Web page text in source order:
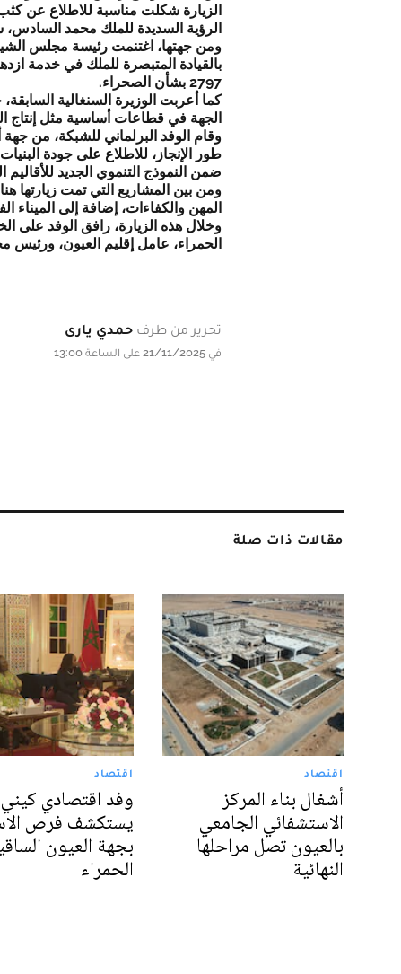
الزيارة شكلت مناسبة للاطلاع عن
الرؤية السديدة للملك محمد السادس،
ومن جهتها، اغتنمت رئيسة مجلس
بالقيادة المتبصرة للملك في خدمة
2797 بشأن الصحراء.
كما أعربت الوزيرة السنغالية
الجهة في قطاعات أساسية مثل إنتاج
وقام الوفد البرلماني للشبكة، من
طور الإنجاز، للاطلاع على جودة
ضمن النموذج التنموي الجديد للأقاليم
ومن بين المشاريع التي تمت زيارتها
المهن والكفاءات، إضافة إلى الميناء
وخلال هذه الزيارة، رافق الوفد
الحمراء، عامل إقليم العيون،
تحرير من طرف حمدي يارى
في 21/11/2025 على الساعة 13:00
مقالات ذات صلة
اقتصاد
أشغال بناء المركز
الاستشفائي الجامعي
بالعيون تصل مراحلها
النهائية
اقتصاد
وفد اقتصادي كيني
يستكشف فرص
بجهة العيون
الحمراء